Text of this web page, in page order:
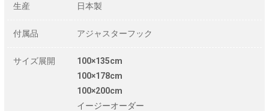
生産 日本製
付属品 アジャスターフック
サイズ展開
100×135cm
100×178cm
100×200cm
イージーオーダー